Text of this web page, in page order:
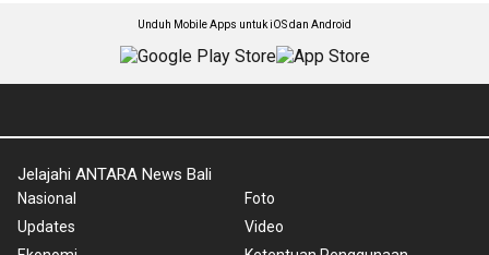
Unduh Mobile Apps untuk iOS dan Android
Jelajahi ANTARA News Bali
Nasional
Updates
Foto
Video